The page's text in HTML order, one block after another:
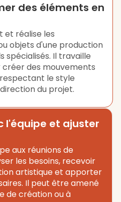
des éléments en
et réalise les
objets d'une production
spécialisés. Il travaille
des mouvements
le style
du projet.
l'équipe et ajuster
aux réunions de
les besoins, recevoir
artistique et apporter
Il peut être amené
de création ou à